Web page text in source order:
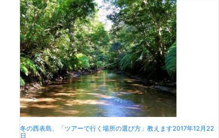
冬の西表島、「ツアーで行く場所の選び方」教えます2017年12月22
日